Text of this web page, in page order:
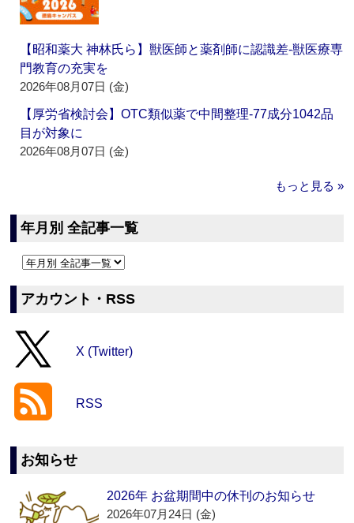
【昭和薬大 神林氏ら】獣医師と薬剤師に認識差‐獣医療専
門教育の充実を
2026年08月07日 (金)
【厚労省検討会】OTC類似薬で中間整理‐77成分1042品
目が対象に
2026年08月07日 (金)
もっと見る »
年月別 全記事一覧
アカウント・RSS
X (Twitter)
RSS
お知らせ
2026年 お盆期間中の休刊のお知らせ
2026年07月24日 (金)